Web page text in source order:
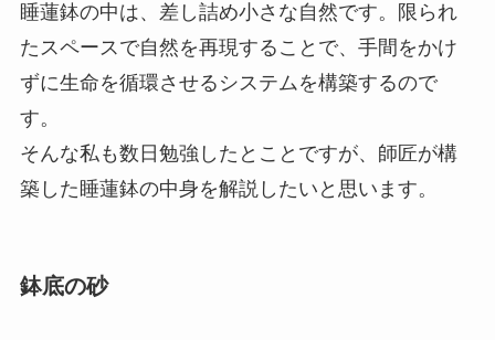
睡蓮鉢の中は、差し詰め小さな自然です。限られ
たスペースで自然を再現することで、手間をかけ
ずに生命を循環させるシステムを構築するので
す。
そんな私も数日勉強したとことですが、師匠が構
築した睡蓮鉢の中身を解説したいと思います。
鉢底の砂